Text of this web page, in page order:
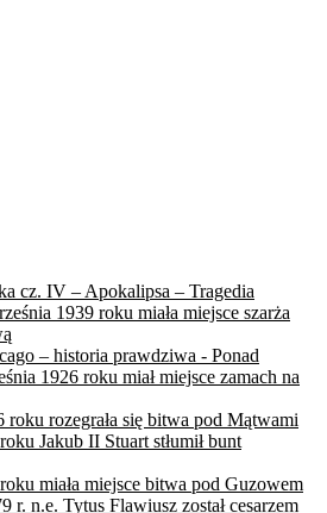
cz. IV – Apokalipsa – Tragedia
1939 roku miała miejsce szarża
– historia prawdziwa - Ponad
1926 roku miał miejsce zamach na
roku rozegrała się bitwa pod Mątwami
Jakub II Stuart stłumił bunt
miała miejsce bitwa pod Guzowem
r. n.e. Tytus Flawiusz został cesarzem